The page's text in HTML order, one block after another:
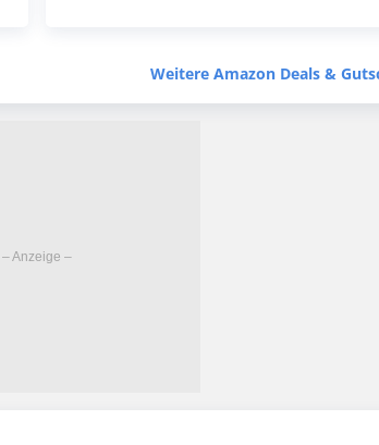
Weitere Amazon Deals &